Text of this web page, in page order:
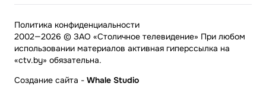
2002—2026 © ЗАО «Столичное телевидение» При любом
использовании материалов активная гиперссылка на
«ctv.by» обязательна.
Политика конфиденциальности
Создание сайта - Whale Studio